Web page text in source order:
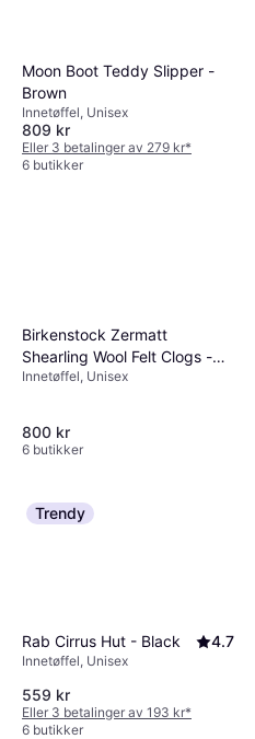
Moon Boot Teddy Slipper -
Brown
Innetøffel, Unisex
809 kr
Eller 3 betalinger av 279 kr*
6 butikker
Birkenstock Zermatt
Shearling Wool Felt Clogs -
Mocha
Innetøffel, Unisex
800 kr
6 butikker
Trendy
Rab Cirrus Hut - Black 4.7
Innetøffel, Unisex
559 kr
Eller 3 betalinger av 193 kr*
6 butikker